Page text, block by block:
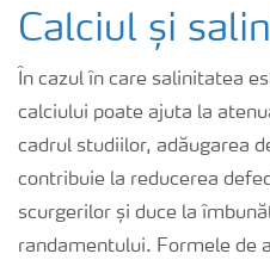
Calciul și
În cazul în care salinitatea
calciului poate ajuta la
cadrul studiilor, adăugarea
contribuie la reducerea
scurgerilor și duce la
randamentului. Formele de